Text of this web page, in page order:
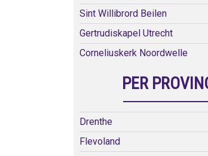
Sint Willibrord Beilen
Gertrudiskapel Utrecht
Corneliuskerk Noordwelle
PER
Drenthe
Flevoland